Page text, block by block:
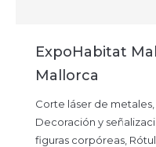
ExpoHabitat
Mallorca
Corte láser de metales
Decoración y
figuras corpóreas